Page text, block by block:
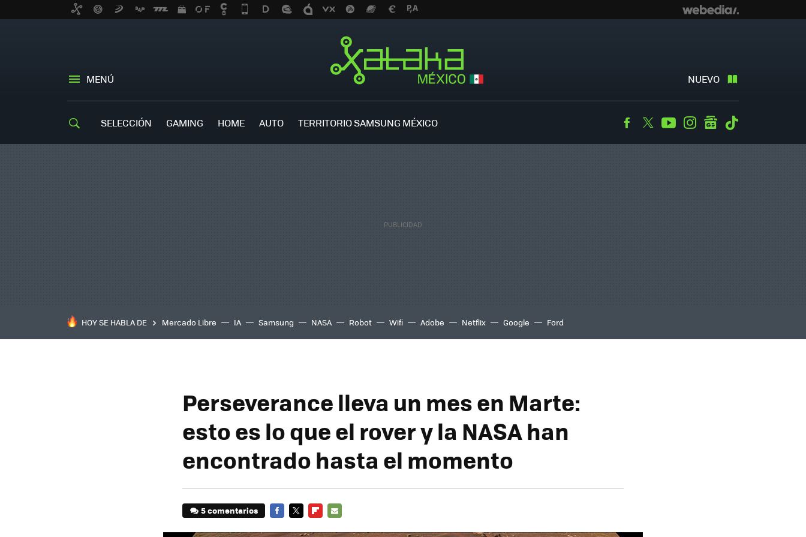
MENÚ NUEVO
SELECCIÓN GAMING HOME AUTO TERRITORIO SAMSUNG MÉXICO Facebook
TwitterYoutubeInstagramgooglenews
HOY SE HABLA DE Mercado Libre IA Samsung NASA Robot Wifi Adobe Netflix Google Ford
Perseverance lleva un mes en Marte:
esto es lo que el rover y la NASA han
encontrado hasta el momento
5 comentarios